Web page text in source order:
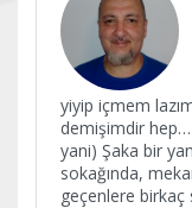
yiyip içmem
demişimdir
yani) Şaka bir
sokağında,
geçenlere birkaç